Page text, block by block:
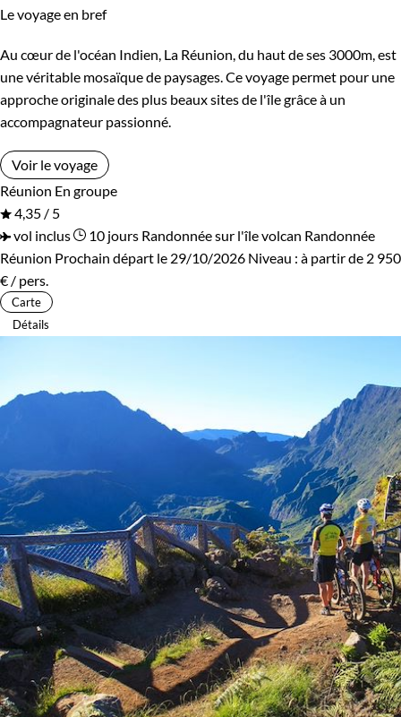
Le voyage en bref
Au cœur de l'océan Indien, La Réunion, du haut de ses 3000m, est
une véritable mosaïque de paysages. Ce voyage permet pour une
approche originale des plus beaux sites de l'île grâce à un
accompagnateur passionné.
Voir le voyage
Réunion En groupe
4,35 / 5
vol inclus
10 jours Randonnée sur l'île volcan Randonnée
Réunion Prochain départ le 29/10/2026 Niveau : à partir de 2 950
€ / pers.
Carte
Détails